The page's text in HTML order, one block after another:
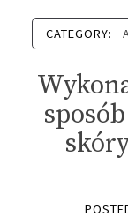
CATEGORY: